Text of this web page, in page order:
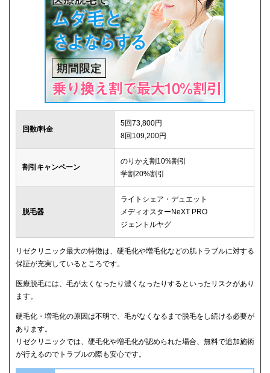
回数/料金
5回73,800円
8回109,200円
割引キャンペーン
のりかえ割10%割引
学割20%割引
脱毛器
ライトシェア・デュエット
メディオスターNeXT PRO
ジェントルヤグ
リゼクリニック最大の特徴は、硬毛化や増毛化などの肌トラブルに対する
保証が充実しているところです。
医療脱毛には、毛が太くなったり濃くなったりするといったリスクがあり
ます。
硬毛化・増毛化の原因は不明で、毛がなくなるまで脱毛をし続ける必要が
あります。
リゼクリニックでは、硬毛化や増毛化が認められた場合、無料で追加施術
が行えるのでトラブルの際も安心です。